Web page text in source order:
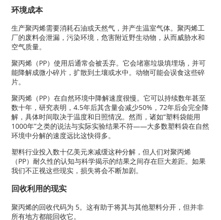
环境成本
生产聚丙烯需要消耗石油或天然气，并产生温室气体。聚丙烯工
厂的废料会泄漏，污染环境，危害附近野生动物，从而威胁水和
空气质量。
聚丙烯（PP）使用后通常会被丢弃。它会堵塞垃圾填埋场，并可
能降解成微小碎片，扩散到土壤或水中。动物可能会误食这些碎
片。
聚丙烯（PP）在自然环境中降解速度很慢。它可以持续数年甚至
数十年，研究表明，4.5年后其含量会减少50%，72年后会完全降
解，具体时间取决于温度和日照情况。然而，诸如“塑料袋能用
1000年”之类的说法与实际实验结果不符——大多数塑料袋在自然
环境中分解的速度远比这快得多。
塑料行业投入数十亿美元来减缓这种分解，但人们对聚丙烯
（PP）耐久性的认知与科学揭示的结果之间存在巨大差距。如果
我们不正视这些现实，损失将会不断加剧。
回收利用的现实
聚丙烯的回收代码为 5。这有助于将其与其他塑料分开，但并非
所有地方都能回收它。